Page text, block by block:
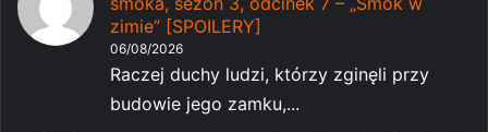
zimie” [SPOILERY]
06/08/2026
Raczej duchy ludzi, którzy zginęli przy
budowie jego zamku,...